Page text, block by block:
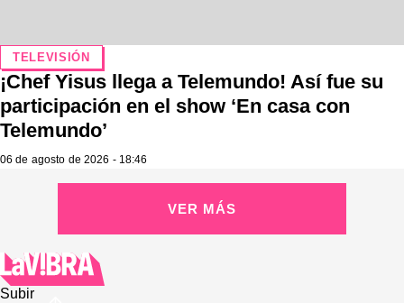
TELEVISIÓN
¡Chef Yisus llega a Telemundo! Así fue su
participación en el show ‘En casa con
Telemundo’
06 de agosto de 2026 - 18:46
VER MÁS
Subir